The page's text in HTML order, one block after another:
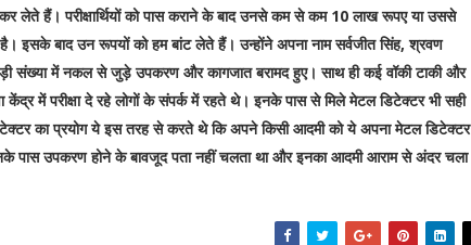
लेते हैं। परीक्षार्थियों को पास कराने के बाद उनसे कम से कम 10 लाख रूपए या उससे
इसके बाद उन रूपयों को हम बांट लेते हैं। उन्होंने अपना नाम सर्वजीत सिंह, श्रवण
संख्या में नकल से जुड़े उपकरण और कागजात बरामद हुए। साथ ही कई वॉकी टाकी और
केंद्र में परीक्षा दे रहे लोगों के संपर्क में रहते थे। इनके पास से मिले मेटल डिटेक्टर भी सही
का प्रयोग ये इस तरह से करते थे कि अपने किसी आदमी को ये अपना मेटल डिटेक्टर
पास उपकरण होने के बावजूद पता नहीं चलता था और इनका आदमी आराम से अंदर चला